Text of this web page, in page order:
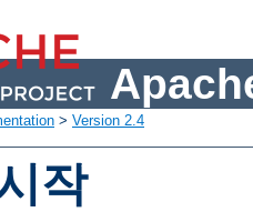
> Version 2.4
작